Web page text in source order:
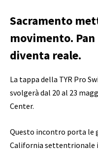
Sacramento
movimento. Pan
diventa reale.
La tappa della TYR Pro
svolgerà dal 20 al 23
Center.
Questo incontro porta le
California settentrionale